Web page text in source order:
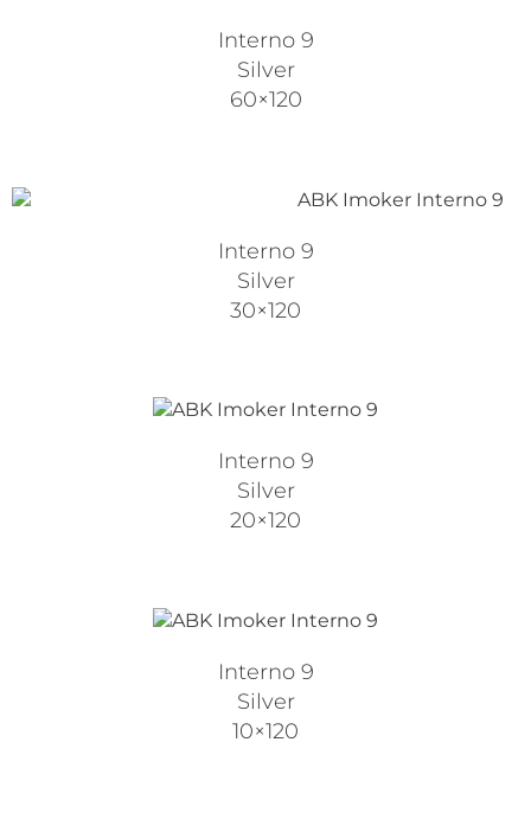
Interno 9
Silver
60×120
Interno 9
Silver
30×120
Interno 9
Silver
20×120
Interno 9
Silver
10×120